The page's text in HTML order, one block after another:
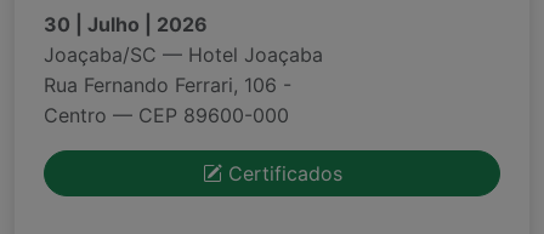
30 | Julho | 2026
Joaçaba/SC — Hotel Joaçaba
Rua Fernando Ferrari, 106 -
Centro — CEP 89600-000
Certificados